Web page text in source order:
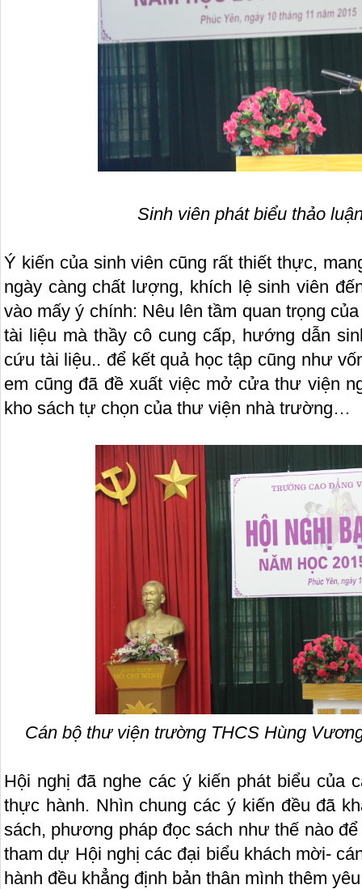
Sinh viên phát biểu thảo
Ý kiến của sinh viên cũng rất thiết thực,
ngày càng chất lượng, khích lệ sinh viên
vào mấy ý chính: Nêu lên tầm quan trọng
tài liệu mà thầy cô cung cấp, hướng dẫn
cứu tài liệu.. để kết quả học tập cũng như
em cũng đã đề xuất việc mở cửa thư viện
kho sách tự chọn của thư viện nhà trường…
Cán bộ thư viện trường THCS Hùng
Hội nghị đã nghe các ý kiến phát biểu của
thực hành. Nhìn chung các ý kiến đều đã
sách, phương pháp đọc sách như thế nào
tham dự Hội nghị các đại biểu khách mời-
hành đều khẳng định bản thân mình thêm